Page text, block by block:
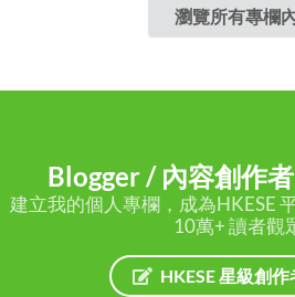
瀏覽所有專欄
Blogger / 內容創作
建立我的個人專欄，成為HKESE
10萬+ 讀者觀
HKESE 星級創